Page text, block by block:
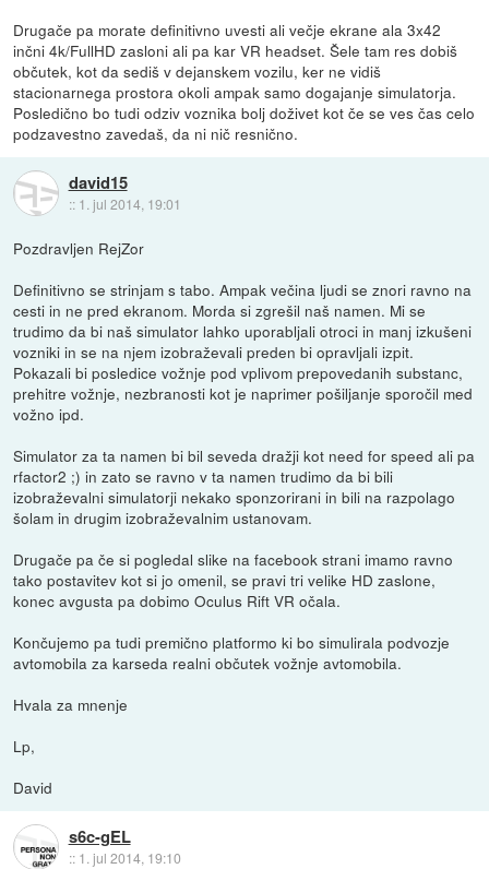
Drugače pa morate definitivno uvesti ali večje ekrane ala 3x42
inčni 4k/FullHD zasloni ali pa kar VR headset. Šele tam res dobiš
občutek, kot da sediš v dejanskem vozilu, ker ne vidiš
stacionarnega prostora okoli ampak samo dogajanje simulatorja.
Posledično bo tudi odziv voznika bolj doživet kot če se ves čas celo
podzavestno zavedaš, da ni nič resnično.
david15
:: 1. jul 2014, 19:01
Pozdravljen RejZor
Definitivno se strinjam s tabo. Ampak večina ljudi se znori ravno na
cesti in ne pred ekranom. Morda si zgrešil naš namen. Mi se
trudimo da bi naš simulator lahko uporabljali otroci in manj izkušeni
vozniki in se na njem izobraževali preden bi opravljali izpit.
Pokazali bi posledice vožnje pod vplivom prepovedanih substanc,
prehitre vožnje, nezbranosti kot je naprimer pošiljanje sporočil med
vožno ipd.
Simulator za ta namen bi bil seveda dražji kot need for speed ali pa
rfactor2 ;) in zato se ravno v ta namen trudimo da bi bili
izobraževalni simulatorji nekako sponzorirani in bili na razpolago
šolam in drugim izobraževalnim ustanovam.
Drugače pa če si pogledal slike na facebook strani imamo ravno
tako postavitev kot si jo omenil, se pravi tri velike HD zaslone,
konec avgusta pa dobimo Oculus Rift VR očala.
Končujemo pa tudi premično platformo ki bo simulirala podvozje
avtomobila za karseda realni občutek vožnje avtomobila.
Hvala za mnenje
Lp,
David
s6c-gEL
:: 1. jul 2014, 19:10